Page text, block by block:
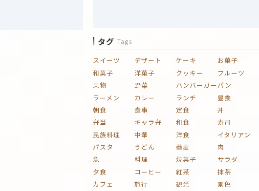
タグ Tags
スイーツ デザート ケーキ
お菓子
和菓子
洋菓子 クッキー
フルーツ
果物
野菜 ハンバーガーパン
ラーメン
カレー ランチ
昼食
朝食
食事 定食
丼
弁当
キャラ弁 和食
寿司
民族料理
中華 洋食
イタリアン
パスタ
うどん 蕎麦
肉
魚
料理 焼菓子
サラダ
夕食
コーヒー 紅茶
抹茶
カフェ
旅行 観光
景色